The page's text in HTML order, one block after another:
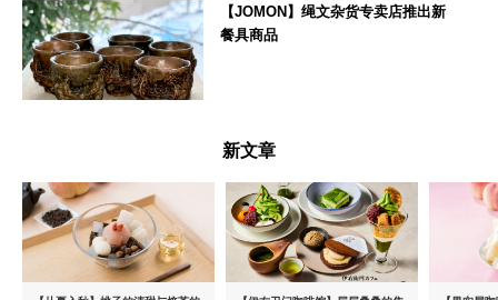
【JOMON】绳文杂货专卖店推出新
餐具商品
新文章